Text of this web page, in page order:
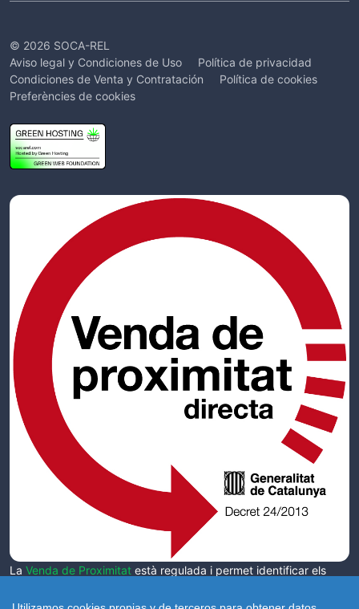
© 2026 SOCA-REL
Aviso legal y Condiciones de Uso
Política de privacidad
Condiciones de Venta y Contratación
Política de cookies
Preferències de cookies
La Venda de Proximitat està regulada i permet identificar els
públic, segons el Decret 24/2013